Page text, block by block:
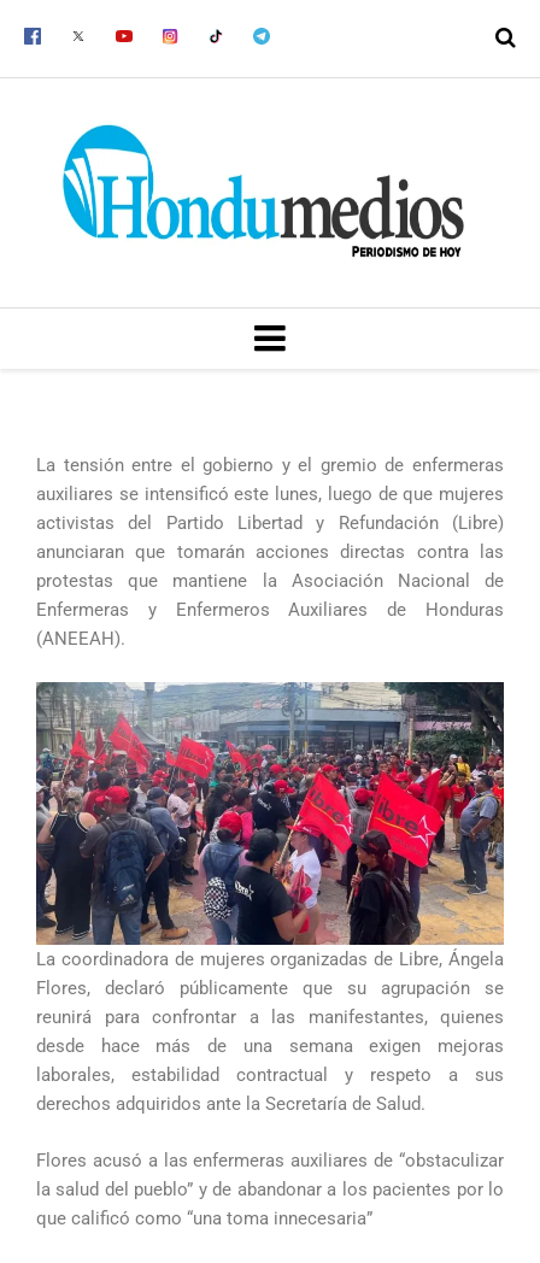
MENU
La tensión entre el gobierno y el gremio de enfermeras
auxiliares se intensificó este lunes, luego de que mujeres
activistas del Partido Libertad y Refundación (Libre)
anunciaran que tomarán acciones directas contra las
protestas que mantiene la Asociación Nacional de
Enfermeras y Enfermeros Auxiliares de Honduras
(ANEEAH).
La coordinadora de mujeres organizadas de Libre, Ángela
Flores, declaró públicamente que su agrupación se
reunirá para confrontar a las manifestantes, quienes
desde hace más de una semana exigen mejoras
laborales, estabilidad contractual y respeto a sus
derechos adquiridos ante la Secretaría de Salud.
Flores acusó a las enfermeras auxiliares de “obstaculizar
la salud del pueblo” y de abandonar a los pacientes por lo
que calificó como “una toma innecesaria”